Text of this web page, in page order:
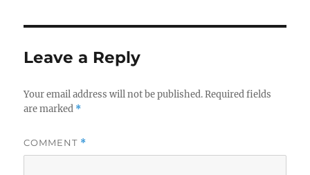
Leave a Reply
Your email address will not be published. Required fields
are marked *
COMMENT *